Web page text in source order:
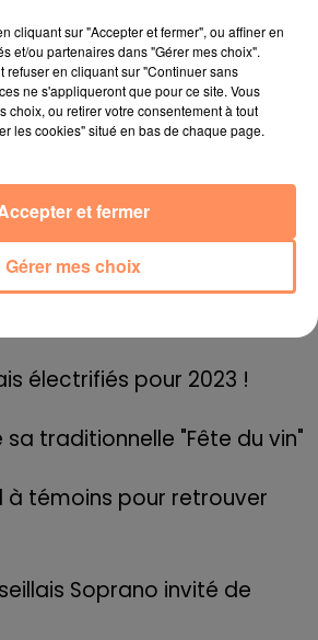
Dadju
pour mettre en
jouer à la pétanque
électrifiés pour 2023 !
traditionnelle "Fête du vin"
à témoins pour retrouver
Soprano invité de
cliquant sur "Accepter et fermer", ou affiner en
et/ou partenaires dans "Gérer mes choix".
refuser en cliquant sur "Continuer sans
ne s'appliqueront que pour ce site. Vous
choix, ou retirer votre consentement à tout
les cookies" situé en bas de chaque page.
Gérer mes choix
et fermer